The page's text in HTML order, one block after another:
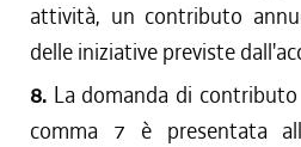
attività, un contributo
delle iniziative previste
8. La domanda di
comma 7 è presentata